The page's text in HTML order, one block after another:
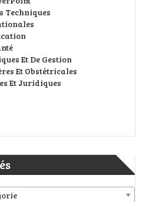
Techniques
Et De Gestion
Et Obstétricales
Et Juridiques